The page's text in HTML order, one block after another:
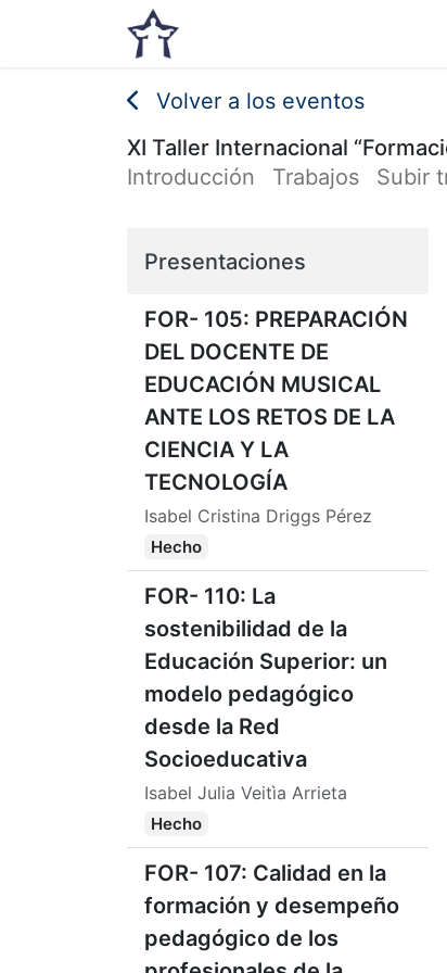
Volver a los eventos
XI Taller Internacional
Introducción
Trabajos Subir
Presentaciones
FOR- 105: PREPARACIÓN
DEL DOCENTE DE
EDUCACIÓN MUSICAL
ANTE LOS RETOS DE LA
CIENCIA Y LA
TECNOLOGÍA
Isabel Cristina Driggs Pérez
Hecho
FOR- 110: La
sostenibilidad de la
Educación Superior: un
modelo pedagógico
desde la Red
Socioeducativa
Isabel Julia Veitìa Arrieta
Hecho
FOR- 107: Calidad en la
formación y desempeño
pedagógico de los